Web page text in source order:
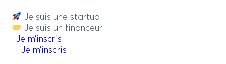
Je suis une startup
Je suis un financeur
Je m’inscris
Je m’inscris